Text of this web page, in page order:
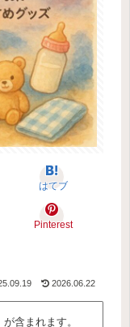
はてブ
Pinterest
2026.06.22
含まれます。